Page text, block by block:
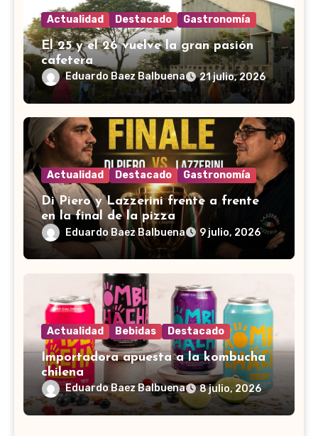
Actualidad Destacado Gastronomía
El 25 y el 26 vuelve la gran pasión
cafetera
Eduardo Baez Balbuena 21 julio, 2026
Actualidad Destacado Gastronomía
Di Piero y Lazzerini frente a frente
en la final de la pizza
Eduardo Baez Balbuena 9 julio, 2026
Actualidad Bebidas Destacado
Importadora apuesta a la kombucha
chilena
Eduardo Baez Balbuena 8 julio, 2026